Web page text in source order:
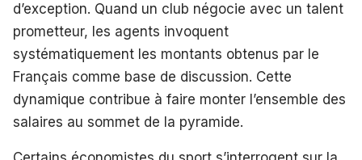
d’exception. Quand un club négocie avec un talent
prometteur, les agents invoquent
systématiquement les montants obtenus par le
Français comme base de discussion. Cette
dynamique contribue à faire monter l’ensemble des
salaires au sommet de la pyramide.